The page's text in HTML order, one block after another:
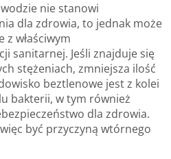
nie stanowi
dla zdrowia, to jednak może
z właściwym
sanitarnej. Jeśli znajduje się
stężeniach, zmniejsza ilość
beztlenowe jest z kolei
bakterii, w tym również
dla zdrowia.
być przyczyną wtórnego